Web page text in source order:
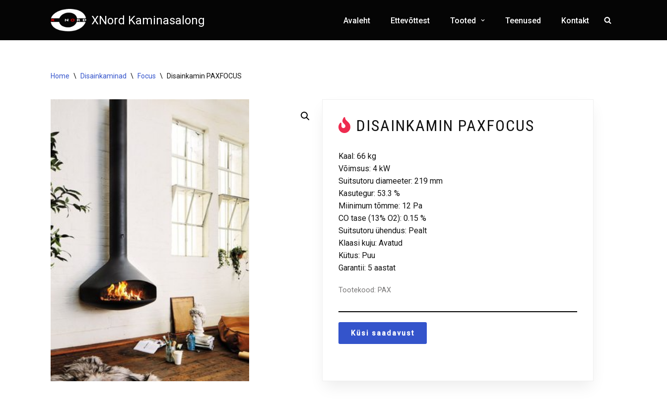
to
XNord Kaminasalong Avaleht Ettevõttest Tooted Teenused Kontakt
Home \ Disainkaminad \ Focus \ Disainkamin PAXFOCUS
DISAINKAMIN PAXFOCUS
Kaal: 66 kg
Võimsus: 4 kW
Suitsutoru diameeter: 219 mm
Kasutegur: 53.3 %
Miinimum tõmme: 12 Pa
CO tase (13% O2): 0.15 %
Suitsutoru ühendus: Pealt
Klaasi kuju: Avatud
Kütus: Puu
Garantii: 5 aastat
Tootekood:PAX
Küsi saadavust